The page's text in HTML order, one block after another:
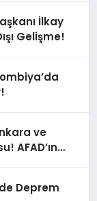
İlkay
Gelişme!
ve
AFAD’ın
Deprem